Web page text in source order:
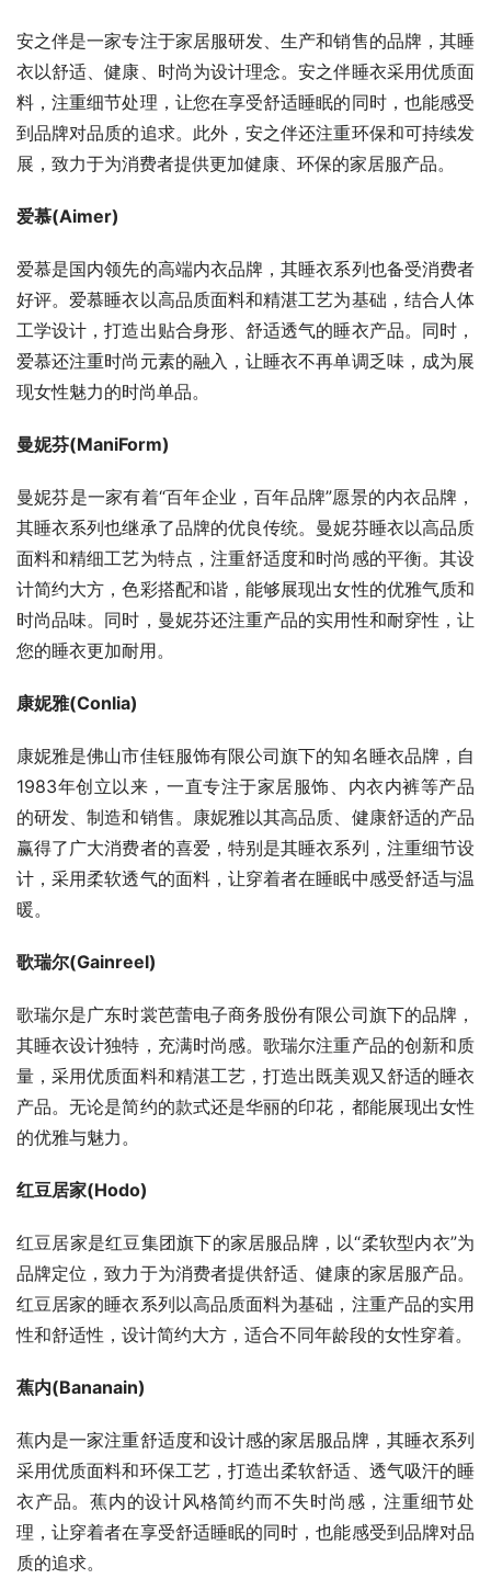
安之伴是一家专注于家居服研发、生产和销售的品牌，其睡
衣以舒适、健康、时尚为设计理念。安之伴睡衣采用优质面
料，注重细节处理，让您在享受舒适睡眠的同时，也能感受
到品牌对品质的追求。此外，安之伴还注重环保和可持续发
展，致力于为消费者提供更加健康、环保的家居服产品。
爱慕(Aimer)
爱慕是国内领先的高端内衣品牌，其睡衣系列也备受消费者
好评。爱慕睡衣以高品质面料和精湛工艺为基础，结合人体
工学设计，打造出贴合身形、舒适透气的睡衣产品。同时，
爱慕还注重时尚元素的融入，让睡衣不再单调乏味，成为展
现女性魅力的时尚单品。
曼妮芬(ManiForm)
曼妮芬是一家有着“百年企业，百年品牌”愿景的内衣品牌，
其睡衣系列也继承了品牌的优良传统。曼妮芬睡衣以高品质
面料和精细工艺为特点，注重舒适度和时尚感的平衡。其设
计简约大方，色彩搭配和谐，能够展现出女性的优雅气质和
时尚品味。同时，曼妮芬还注重产品的实用性和耐穿性，让
您的睡衣更加耐用。
康妮雅(Conlia)
康妮雅是佛山市佳钰服饰有限公司旗下的知名睡衣品牌，自
1983年创立以来，一直专注于家居服饰、内衣内裤等产品
的研发、制造和销售。康妮雅以其高品质、健康舒适的产品
赢得了广大消费者的喜爱，特别是其睡衣系列，注重细节设
计，采用柔软透气的面料，让穿着者在睡眠中感受舒适与温
暖。
歌瑞尔(Gainreel)
歌瑞尔是广东时裳芭蕾电子商务股份有限公司旗下的品牌，
其睡衣设计独特，充满时尚感。歌瑞尔注重产品的创新和质
量，采用优质面料和精湛工艺，打造出既美观又舒适的睡衣
产品。无论是简约的款式还是华丽的印花，都能展现出女性
的优雅与魅力。
红豆居家(Hodo)
红豆居家是红豆集团旗下的家居服品牌，以“柔软型内衣”为
品牌定位，致力于为消费者提供舒适、健康的家居服产品。
红豆居家的睡衣系列以高品质面料为基础，注重产品的实用
性和舒适性，设计简约大方，适合不同年龄段的女性穿着。
蕉内(Bananain)
蕉内是一家注重舒适度和设计感的家居服品牌，其睡衣系列
采用优质面料和环保工艺，打造出柔软舒适、透气吸汗的睡
衣产品。蕉内的设计风格简约而不失时尚感，注重细节处
理，让穿着者在享受舒适睡眠的同时，也能感受到品牌对品
质的追求。